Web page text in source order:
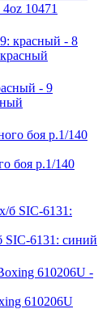
10471
боя р.1/140
SIC-6131: синий
610206U